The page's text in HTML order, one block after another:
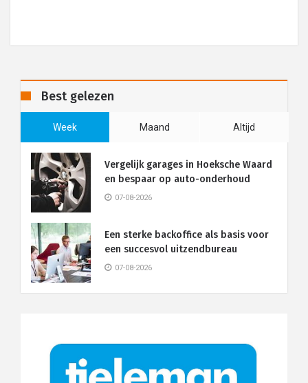
Best gelezen
Week Maand Altijd
Vergelijk garages in Hoeksche Waard
en bespaar op auto-onderhoud
07-08-2026
Een sterke backoffice als basis voor
een succesvol uitzendbureau
07-08-2026